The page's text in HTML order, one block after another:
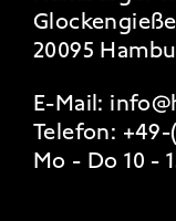
20095
E-Mail:
Telefon: +49-
Mo - Do 10 -